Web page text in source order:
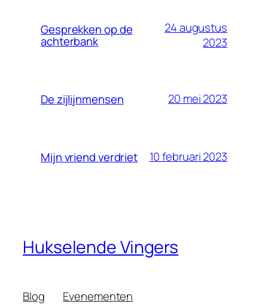
Gesprekken op de
achterbank
24 augustus
2023
De zijlijnmensen 20 mei 2023
Mijn vriend verdriet 10 februari 2023
Hukselende Vingers
Blog
Evenementen